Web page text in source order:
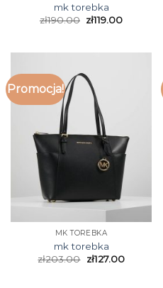
mk torebka
zł190.00 zł119.00
Promocja!
MK TOREBKA
mk torebka
zł203.00 zł127.00